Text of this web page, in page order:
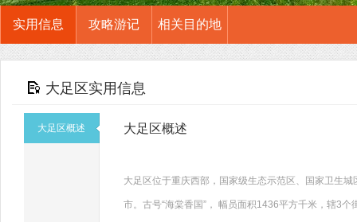
实用信息 攻略游记 相关目的地
大足区实用信息
大足区概述 大足区概述
大足区位于重庆西部，国家级生态示范区、国家卫生
市。古号“海棠香国”， 幅员面积1436平方千米，辖3